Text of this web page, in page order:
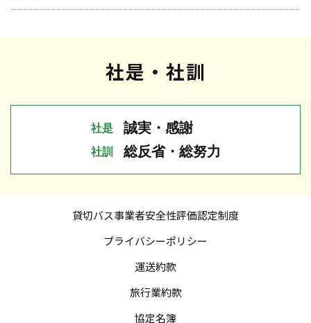
社是・社訓
社是 誠実・感謝
社訓 総反省・総努力
貸切バス事業者安全性評価認定制度
プライバシーポリシー
運送約款
旅行業約款
協定名簿